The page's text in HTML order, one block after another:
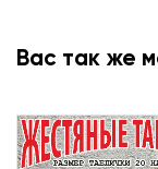
Вас так же